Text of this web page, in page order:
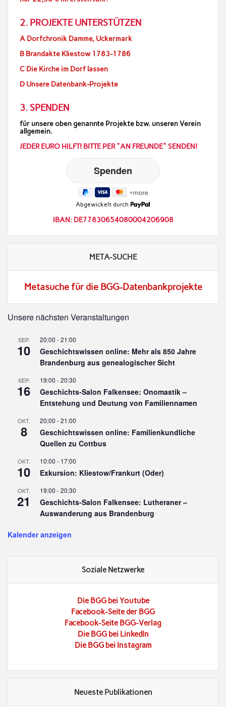
2. PROJEKTE UNTERSTÜTZEN
A Dorfchronik Damme, Uckermark
B Brandakte Kliestow 1783-1786
C Die Kirche im Dorf lassen
D Unsere Datenbank-Projekte
3. SPENDEN
für unsere oben genannte Projekte bzw. unseren Verein
allgemein.
JEDER EURO HILFT! BITTE PER "AN FREUNDE" SENDEN!
Abgewickelt durch
IBAN: DE77830654080004206908
META-SUCHE
Metasuche für die BGG-Datenbankprojekte
Unsere nächsten Veranstaltungen
SEP.
10
20:00 -21:00
Geschichtswissen online: Mehr als 850 Jahre
Brandenburg aus genealogischer Sicht
SEP.
16
19:00 -20:30
Geschichts-Salon Falkensee: Onomastik –
Entstehung und Deutung von Familiennamen
OKT.
8
20:00 -21:00
Geschichtswissen online: Familienkundliche
Quellen zu Cottbus
OKT.
10
10:00 - 17:00
Exkursion: Kliestow/Frankurt (Oder)
OKT.
21
19:00 -20:30
Geschichts-Salon Falkensee: Lutheraner –
Auswanderung aus Brandenburg
Kalender anzeigen
Soziale Netzwerke
Die BGG bei Youtube
Facebook-Seite der BGG
Facebook-Seite BGG-Verlag
Die BGG bei LinkedIn
Die BGG bei Instagram
Neueste Publikationen